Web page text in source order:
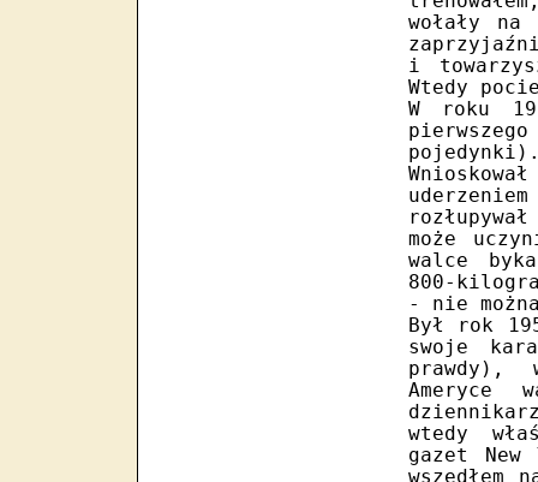
wołały
i
Wtedy
W roku
może
walce
800-
- nie
Był rok
swoje
prawdy),
Ameryce
wtedy
gazet New
wszedłem